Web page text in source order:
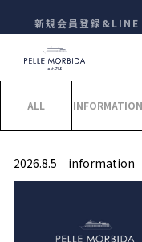
新規会員登録&LINE
ALL INFORMATION
2026.8.5 information